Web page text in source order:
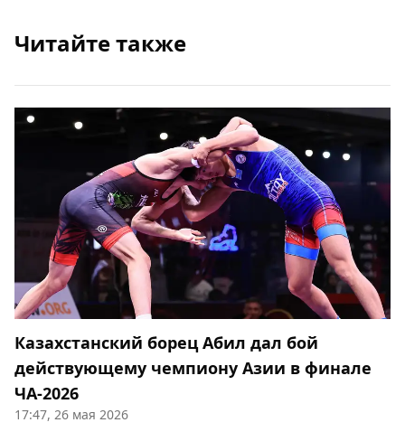
Читайте также
Казахстанский борец Абил дал бой
действующему чемпиону Азии в финале
ЧА-2026
17:47, 26 мая 2026